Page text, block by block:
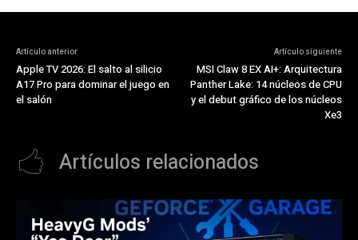
Artículo anterior
Apple TV 2026: El salto al silicio
A17 Pro para dominar el juego en
el salón
Artículo siguiente
MSI Claw 8 EX AI+: Arquitectura
Panther Lake: 14 núcleos de CPU
y el debut gráfico de los núcleos
Xe3
Artículos relacionados